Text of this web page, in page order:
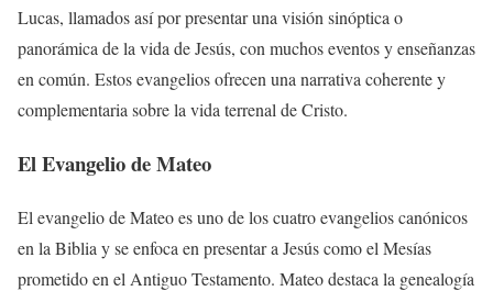
Lucas, llamados así por presentar una visión sinóptica o
panorámica de la vida de Jesús, con muchos eventos y enseñanzas
en común. Estos evangelios ofrecen una narrativa coherente y
complementaria sobre la vida terrenal de Cristo.
El Evangelio de Mateo
El evangelio de Mateo es uno de los cuatro evangelios canónicos
en la Biblia y se enfoca en presentar a Jesús como el Mesías
prometido en el Antiguo Testamento. Mateo destaca la genealogía